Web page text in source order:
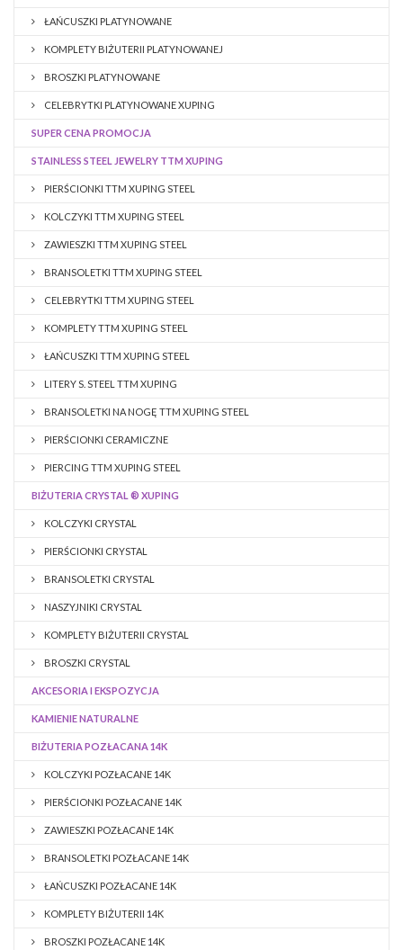
ŁAŃCUSZKI PLATYNOWANE
KOMPLETY BIŻUTERII PLATYNOWANEJ
BROSZKI PLATYNOWANE
CELEBRYTKI PLATYNOWANE XUPING
SUPER CENA PROMOCJA
STAINLESS STEEL JEWELRY TTM XUPING
PIERŚCIONKI TTM XUPING STEEL
KOLCZYKI TTM XUPING STEEL
ZAWIESZKI TTM XUPING STEEL
BRANSOLETKI TTM XUPING STEEL
CELEBRYTKI TTM XUPING STEEL
KOMPLETY TTM XUPING STEEL
ŁAŃCUSZKI TTM XUPING STEEL
LITERY S. STEEL TTM XUPING
BRANSOLETKI NA NOGĘ TTM XUPING STEEL
PIERŚCIONKI CERAMICZNE
PIERCING TTM XUPING STEEL
BIŻUTERIA CRYSTAL ® XUPING
KOLCZYKI CRYSTAL
PIERŚCIONKI CRYSTAL
BRANSOLETKI CRYSTAL
NASZYJNIKI CRYSTAL
KOMPLETY BIŻUTERII CRYSTAL
BROSZKI CRYSTAL
AKCESORIA I EKSPOZYCJA
KAMIENIE NATURALNE
BIŻUTERIA POZŁACANA 14K
KOLCZYKI POZŁACANE 14K
PIERŚCIONKI POZŁACANE 14K
ZAWIESZKI POZŁACANE 14K
BRANSOLETKI POZŁACANE 14K
ŁAŃCUSZKI POZŁACANE 14K
KOMPLETY BIŻUTERII 14K
BROSZKI POZŁACANE 14K